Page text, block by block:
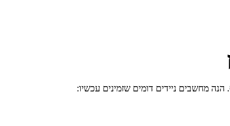
מחשבים ניידים דומים שזמינים עכשיו: